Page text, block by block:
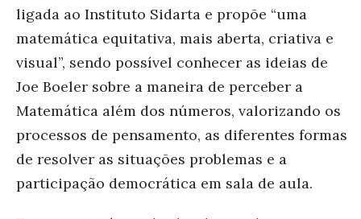
ligada ao Instituto Sidarta e propõe “uma
matemática equitativa, mais aberta, criativa e
visual”, sendo possível conhecer as ideias de
Joe Boeler sobre a maneira de perceber a
Matemática além dos números, valorizando os
processos de pensamento, as diferentes formas
de resolver as situações problemas e a
participação democrática em sala de aula.